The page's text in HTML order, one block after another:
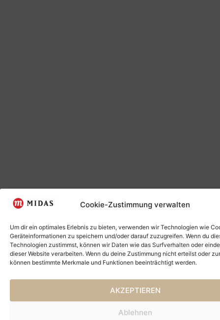
Cookie-Zustimmung verwalten
Um dir ein optimales Erlebnis zu bieten, verwenden wir Technologien wie
Geräteinformationen zu speichern und/oder darauf zuzugreifen. Wenn du
Technologien zustimmst, können wir Daten wie das Surfverhalten oder
dieser Website verarbeiten. Wenn du deine Zustimmung nicht erteilst oder
können bestimmte Merkmale und Funktionen beeinträchtigt werden.
AKZEPTIEREN
Ablehnen